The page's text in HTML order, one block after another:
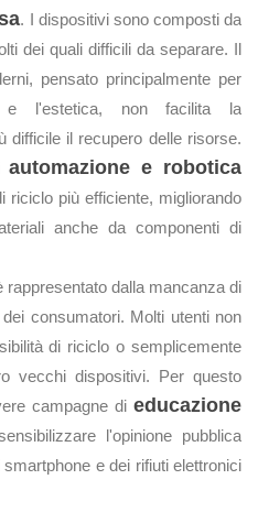
. I dispositivi sono composti da
dei quali difficili da separare. Il
pensato principalmente per
e l'estetica, non facilita la
difficile il recupero delle risorse.
automazione e robotica
riciclo più efficiente, migliorando
anche da componenti di
dalla mancanza di
consumatori. Molti utenti non
di riciclo o semplicemente
vecchi dispositivi. Per questo
campagne di educazione
l'opinione pubblica
e dei rifiuti elettronici